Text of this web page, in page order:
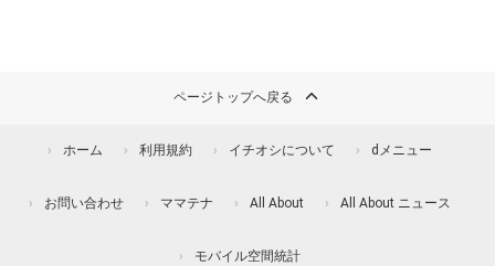
ページトップへ戻る
ホーム 利用規約 イチオシについて dメニュー
お問い合わせ ママテナ All About All About ニュース
モバイル空間統計